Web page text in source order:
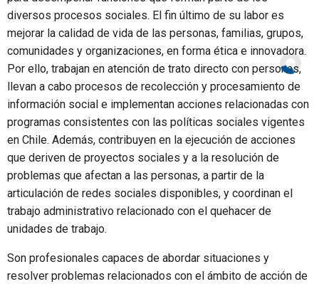
diversos procesos sociales. El fin último de su labor es
mejorar la calidad de vida de las personas, familias, grupos,
comunidades y organizaciones, en forma ética e innovadora.
Por ello, trabajan en atención de trato directo con personas,
llevan a cabo procesos de recolección y procesamiento de
información social e implementan acciones relacionadas con
programas consistentes con las políticas sociales vigentes
en Chile. Además, contribuyen en la ejecución de acciones
que deriven de proyectos sociales y a la resolución de
problemas que afectan a las personas, a partir de la
articulación de redes sociales disponibles, y coordinan el
trabajo administrativo relacionado con el quehacer de
unidades de trabajo.
Son profesionales capaces de abordar situaciones y
resolver problemas relacionados con el ámbito de acción de